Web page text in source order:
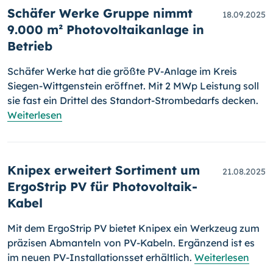
Schäfer Werke Gruppe nimmt
9.000 m² Photovoltaikanlage in
Betrieb
18.09.2025
Schäfer Werke hat die größte PV-Anlage im Kreis
Siegen-Wittgenstein eröffnet. Mit 2 MWp Leistung soll
sie fast ein Drittel des Standort-Strombedarfs decken.
Weiterlesen
Knipex erweitert Sortiment um
ErgoStrip PV für Photovoltaik-
Kabel
21.08.2025
Mit dem ErgoStrip PV bietet Knipex ein Werkzeug zum
präzisen Abmanteln von PV-Kabeln. Ergänzend ist es
im neuen PV-Installationsset erhältlich. Weiterlesen